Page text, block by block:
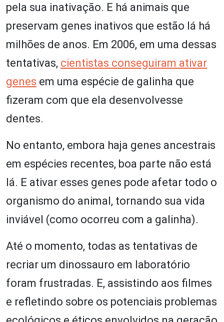
pela sua inativação. E há animais que
preservam genes inativos que estão lá há
milhões de anos. Em 2006, em uma dessas
tentativas, cientistas conseguiram ativar
genes em uma espécie de galinha que
fizeram com que ela desenvolvesse
dentes.
No entanto, embora haja genes ancestrais
em espécies recentes, boa parte não está
lá. E ativar esses genes pode afetar todo o
organismo do animal, tornando sua vida
inviável (como ocorreu com a galinha).
Até o momento, todas as tentativas de
recriar um dinossauro em laboratório
foram frustradas. E, assistindo aos filmes
e refletindo sobre os potenciais problemas